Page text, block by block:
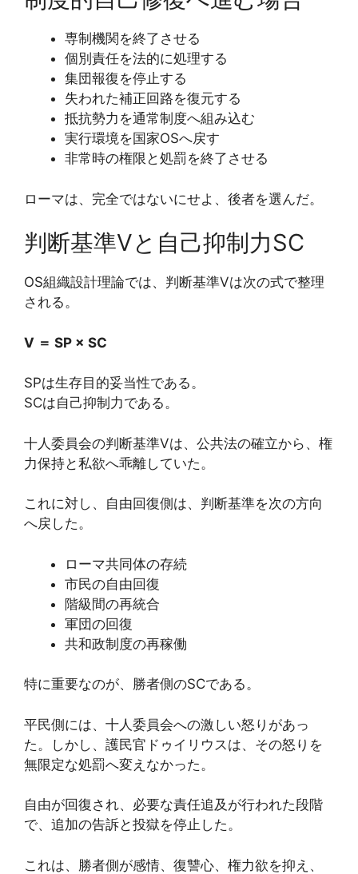
専制機関を終了させる
個別責任を法的に処理する
集団報復を停止する
失われた補正回路を復元する
抵抗勢力を通常制度へ組み込む
実行環境を国家OSへ戻す
非常時の権限と処罰を終了させる
ローマは、完全ではないにせよ、後者を選んだ。
判断基準Vと自己抑制力SC
OS組織設計理論では、判断基準Vは次の式で整理
される。
V ＝ SP × SC
SPは生存目的妥当性である。
SCは自己抑制力である。
十人委員会の判断基準Vは、公共法の確立から、権
力保持と私欲へ乖離していた。
これに対し、自由回復側は、判断基準を次の方向
へ戻した。
ローマ共同体の存続
市民の自由回復
階級間の再統合
軍団の回復
共和政制度の再稼働
特に重要なのが、勝者側のSCである。
平民側には、十人委員会への激しい怒りがあっ
た。しかし、護民官ドゥイリウスは、その怒りを
無限定な処罰へ変えなかった。
自由が回復され、必要な責任追及が行われた段階
で、追加の告訴と投獄を停止した。
これは、勝者側が感情、復讐心、権力欲を抑え、